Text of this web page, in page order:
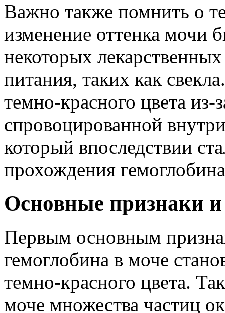
Важно также помнить о
изменение оттенка мочи
некоторых
питания, таких как
темно-красного цвета из-
спровоцированной
который впоследствии
прохождения
Основные признаки
Первым основным
гемоглобина в моче
темно-красного цвета.
моче множества частиц